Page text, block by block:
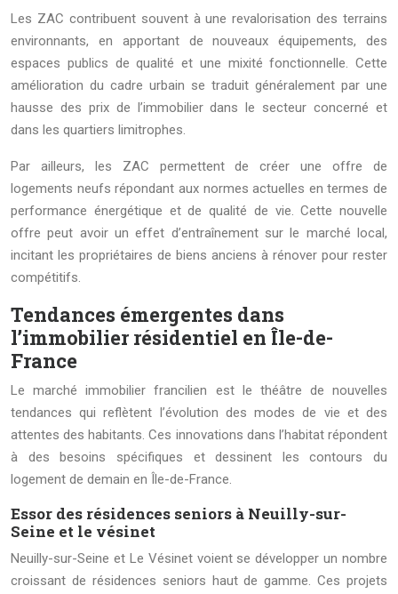
Les ZAC contribuent souvent à une revalorisation des terrains
environnants, en apportant de nouveaux équipements, des
espaces publics de qualité et une mixité fonctionnelle. Cette
amélioration du cadre urbain se traduit généralement par une
hausse des prix de l’immobilier dans le secteur concerné et
dans les quartiers limitrophes.
Par ailleurs, les ZAC permettent de créer une offre de
logements neufs répondant aux normes actuelles en termes de
performance énergétique et de qualité de vie. Cette nouvelle
offre peut avoir un effet d’entraînement sur le marché local,
incitant les propriétaires de biens anciens à rénover pour rester
compétitifs.
Tendances émergentes dans
l’immobilier résidentiel en Île-de-
France
Le marché immobilier francilien est le théâtre de nouvelles
tendances qui reflètent l’évolution des modes de vie et des
attentes des habitants. Ces innovations dans l’habitat répondent
à des besoins spécifiques et dessinent les contours du
logement de demain en Île-de-France.
Essor des résidences seniors à Neuilly-sur-
Seine et le vésinet
Neuilly-sur-Seine et Le Vésinet voient se développer un nombre
croissant de résidences seniors haut de gamme. Ces projets